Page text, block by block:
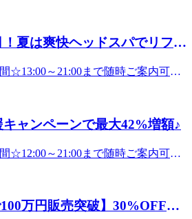
限：チャージの日から150日間ポイ
ご自身のお身体も労ってあげるのも
用しましょう☆リラクではメインコ
ます。とくに、-５℃の炭酸泡を使
パがオススメですよ♪ 受付時にお
提案もさせて頂きますのでお気軽に
でお得に健康習慣を始めましょ
よりお待ちしています
れたリラク系ボディケア♪Re.Ra.Ku
調整したり、温かいものを食べたり
担を減らしてあげましょう。身体を
プローチもオススメです☆夏季限
した【爽快ヘッドスパ】も暑い日に
一瞬で終わったあとはスッキリし
気になる方はお気軽にスタッフにお
合ったコースをご一緒に考えてい
入れたリラク系ボディケアRe.Ra.Ku
新井栄町1-17-1パサージオ西新井
)☆ペアでのご案内可能時間☆12:10
可能です。(最終受付14:50※30分コー
こんにち
いようお気をつけ下さい。こまめに
帽子などで暑さ対策をしていきまし
日にはピッタリです!ハンドケアや
です☆香りも選べるので気になる方
声掛け下さい♪お客様のお疲れ箇所
ます!
いい!【肩甲骨ストレッチ】と【股
夏は爽快ヘッドスパでリフレ
☆13:00～21:00まで随時ご案内可能
ください。出勤スタッフ:小森・中
こんにちは!Re.Ra.Ku
方もいるのでは？リラクでぜひお身
せましょう♪とくに夏季限定の「爽
メですよ♪－５℃の炭酸泡でパチパ
！ 二酸化炭素が皮膚に吸収され、
を膨張させる ボーア反応 が起こる
ャンペーンで最大42%増額♪
☆12:00～21:00まで随時ご案内可能
ください。出勤スタッフ:中村・渡
こ
ジオ西新井店です。25周年記念
万円販売突破】30%OFFのe